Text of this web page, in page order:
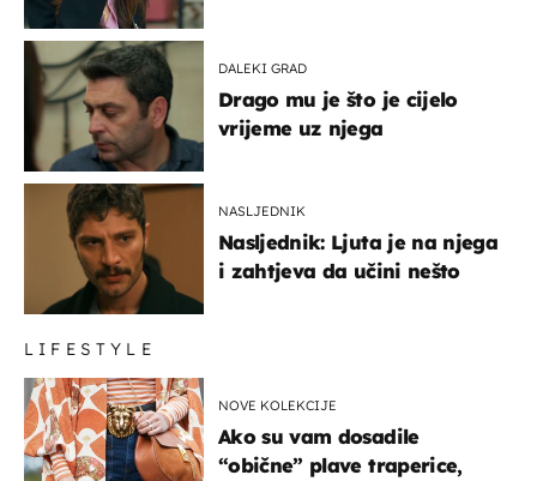
DALEKI GRAD
Drago mu je što je cijelo
vrijeme uz njega
NASLJEDNIK
Nasljednik: Ljuta je na njega
i zahtjeva da učini nešto
LIFESTYLE
NOVE KOLEKCIJE
Ako su vam dosadile
“obične” plave traperice,